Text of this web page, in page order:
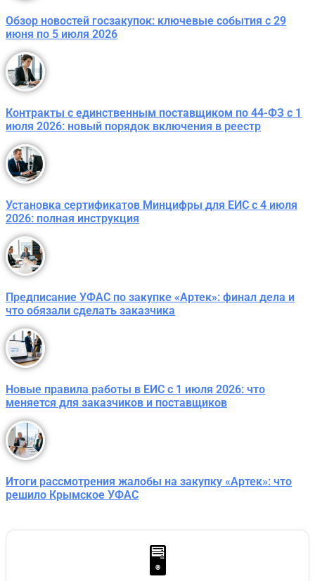
Обзор новостей госзакупок: ключевые события с 29
июня по 5 июля 2026
Контракты с единственным поставщиком по 44-ФЗ с 1
июля 2026: новый порядок включения в реестр
Установка сертификатов Минцифры для ЕИС с 4 июля
2026: полная инструкция
Предписание УФАС по закупке «Артек»: финал дела и
что обязали сделать заказчика
Новые правила работы в ЕИС с 1 июля 2026: что
меняется для заказчиков и поставщиков
Итоги рассмотрения жалобы на закупку «Артек»: что
решило Крымское УФАС
🖥️